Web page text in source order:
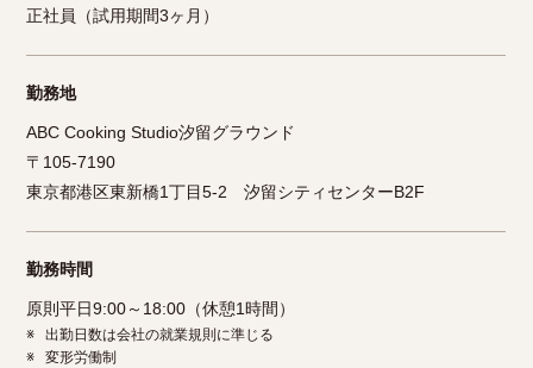
正社員（試用期間3ヶ月）
勤務地
ABC Cooking Studio汐留グラウンド
〒105-7190
東京都港区東新橋1丁目5-2 汐留シティセンターB2F
勤務時間
原則平日9:00～18:00（休憩1時間）
※
出勤日数は会社の就業規則に準じる
※
変形労働制